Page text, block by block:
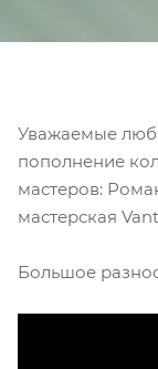
Уважаемые
пополнение
мастеров:
мастерская
Большое